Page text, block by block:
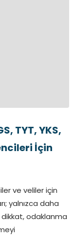
TYT, YKS,
İçin
ve veliler için
yalnızca daha
dikkat, odaklanma